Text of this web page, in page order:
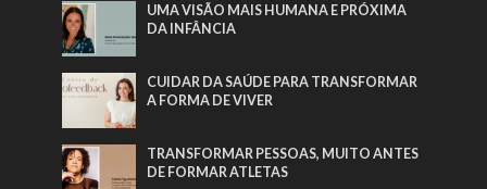
UMA VISÃO MAIS HUMANA E PRÓXIMA
DA INFÂNCIA
CUIDAR DA SAÚDE PARA TRANSFORMAR
A FORMA DE VIVER
TRANSFORMAR PESSOAS, MUITO ANTES
DE FORMAR ATLETAS